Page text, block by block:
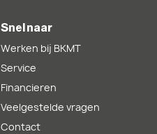
Snel naar
Werken bij BKMT
Service
Financieren
Veelgestelde vragen
Contact